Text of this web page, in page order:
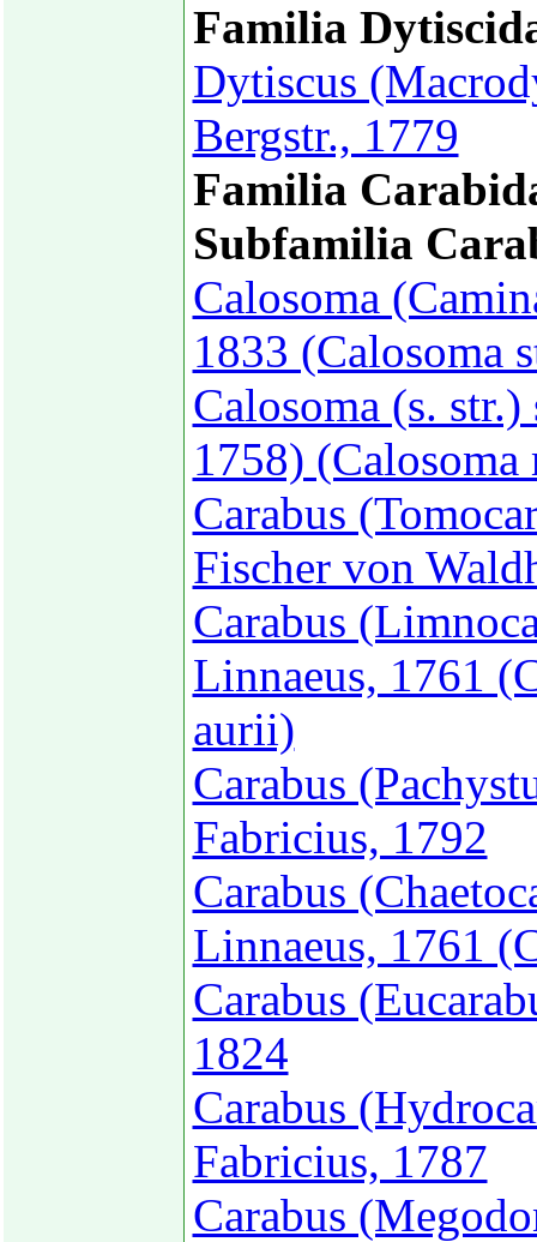
Familia
Dytiscus
Bergstr., 1779
Familia
Subfamilia
Calosoma
1833 (Calosoma
Calosoma (s.
1758)
Carabus
Fischer von
Carabus
Linnaeus, 1761
aurii)
Carabus
Fabricius, 1792
Carabus
Linnaeus, 1761
Carabus
1824
Carabus
Fabricius, 1787
Carabus